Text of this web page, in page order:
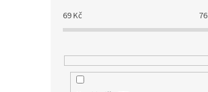
69Kč 76